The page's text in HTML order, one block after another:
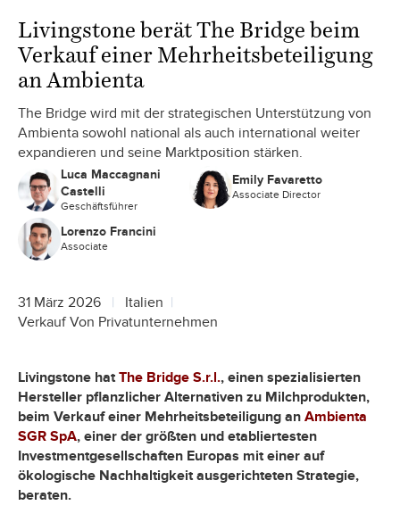
Livingstone berät The Bridge beim
Verkauf einer Mehrheitsbeteiligung
an Ambienta
The Bridge wird mit der strategischen Unterstützung von
Ambienta sowohl national als auch international weiter
expandieren und seine Marktposition stärken.
Luca Maccagnani
Castelli
Geschäftsführer
Emily Favaretto
Associate Director
Lorenzo Francini
Associate
31 März 2026
Italien
Verkauf Von Privatunternehmen
Livingstone hatThe Bridge S.r.l., einen spezialisierten
Hersteller pflanzlicher Alternativen zu Milchprodukten,
beim Verkauf einer Mehrheitsbeteiligung an Ambienta
SGR SpA, einer der größten und etabliertesten
Investmentgesellschaften Europas mit einer auf
ökologische Nachhaltigkeit ausgerichteten Strategie,
beraten.